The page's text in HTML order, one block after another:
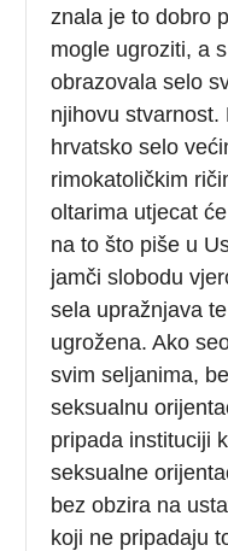
znala je to dobro
mogle ugroziti, a
obrazovala selo
njihovu stvarnost.
hrvatsko selo
rimokatoličkim
oltarima utjecat
na to što piše u
jamči slobodu
sela upražnjava
ugrožena. Ako
svim seljanima,
seksualnu
pripada instituciji
seksualne
bez obzira na
koji ne pripadaju